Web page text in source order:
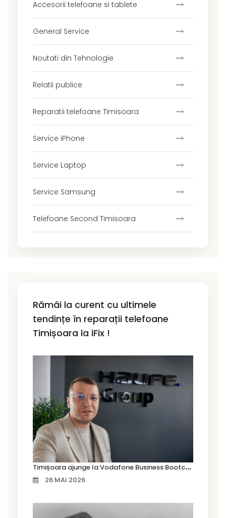
Accesorii telefoane si tablete
General Service
Noutati din Tehnologie
Relatii publice
Reparatii telefoane Timisoara
Service iPhone
Service Laptop
Service Samsung
Telefoane Second Timisoara
Rămâi la curent cu ultimele
tendințe în reparații telefoane
Timișoara la iFix !
T
imișoara ajunge la Vodafone Business Bootcamp prin Marius Cermian de la Armour România
26 MAI 2026